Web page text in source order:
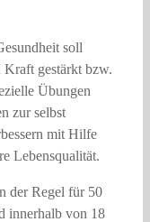
soll
gestärkt bzw.
Übungen
zur selbst
mit Hilfe
Lebensqualität.
der Regel für 50
innerhalb von 18